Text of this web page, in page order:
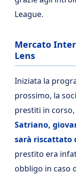
League.
Mercato
Lens
Iniziata la
prossimo, la
prestiti in
Satriano,
sarà riscattato
prestito era
obbligo in caso